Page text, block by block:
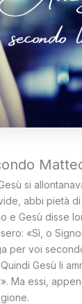
si
abbi pietà di
e Gesù disse
«Sì, o
per voi
Gesù li
Ma essi,